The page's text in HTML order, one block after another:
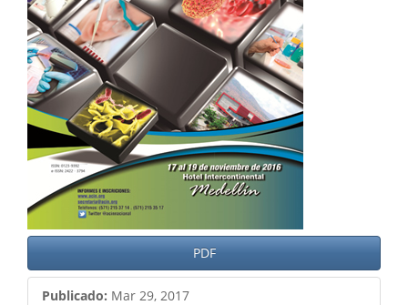
PDF
Publicado: Mar 29, 2017